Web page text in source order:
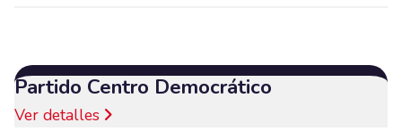
Partido Centro Democrático
Ver detalles